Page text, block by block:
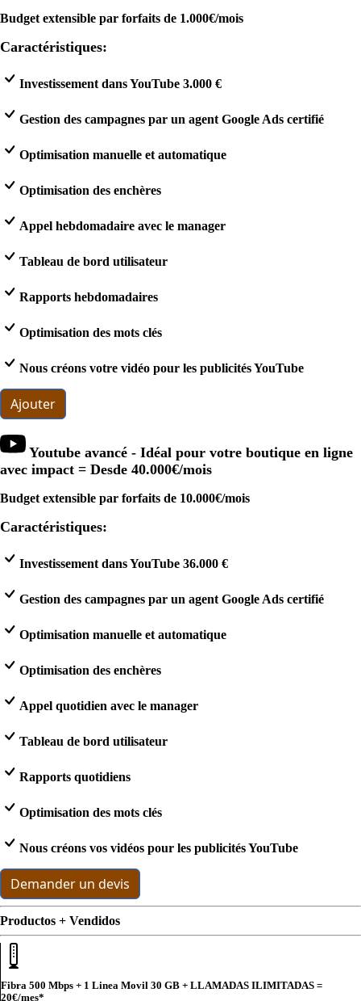
Budget extensible par forfaits de 1.000€/mois
Caractéristiques:
Investissement dans YouTube 3.000 €
Gestion des campagnes par un agent Google Ads certifié
Optimisation manuelle et automatique
Optimisation des enchères
Appel hebdomadaire avec le manager
Tableau de bord utilisateur
Rapports hebdomadaires
Optimisation des mots clés
Nous créons votre vidéo pour les publicités YouTube
Ajouter
Youtube avancé - Idéal pour votre boutique en ligne
avec impact = Desde 40.000€/mois
Budget extensible par forfaits de 10.000€/mois
Caractéristiques:
Investissement dans YouTube 36.000 €
Gestion des campagnes par un agent Google Ads certifié
Optimisation manuelle et automatique
Optimisation des enchères
Appel quotidien avec le manager
Tableau de bord utilisateur
Rapports quotidiens
Optimisation des mots clés
Nous créons vos vidéos pour les publicités YouTube
Demander un devis
Productos + Vendidos
Fibra 500 Mbps + 1 Linea Movil 30 GB + LLAMADAS ILIMITADAS =
20€/mes*